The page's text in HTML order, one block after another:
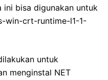
ini bisa digunakan untuk
win-crt-runtime-l1-1-
untuk
menginstal NET